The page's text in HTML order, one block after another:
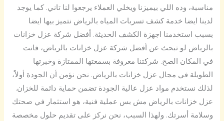
مناسبة، وده اللي بيميزنا ويخلي العملاء يرجعوا لنا تاني. كما يوجد
لدينا ايضا خدمة كشف تسربات المياه بالرياض نتميز بيها ايضا
بسبب استخدمنا اجهزة الكشف الحديثة. أفضل شركة عزل خزانات
بالرياض لو تبحث عن أفضل شركة عزل خزانات بالرياض، فانت
في المكان الصح. شركتنا معروفة بسمعتها الممتازة وخبرتها
الطويلة في مجال عزل خزانات بالرياض. نحن نؤمن أن الجودة أولاً،
لذلك نستخدم مواد عزل عالية الجودة تضمن حماية دائمة للخزان.
عزل خزانات بالرياض مش بس عملية فنية، هو استثمار في صحتك
وسلامة أسرتك. ولهذا السبب، نحن نركز على تقديم حلول مخصصة